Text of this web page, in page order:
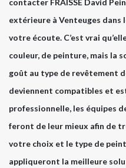
contacter FRAISSE David
extérieure à Venteuges dans
votre écoute. C’est vrai
couleur, de peinture, mais la
goût au type de revêtement
deviennent compatibles et
professionnelle, les équipes
feront de leur mieux afin de
votre choix et le type de
appliqueront la meilleure